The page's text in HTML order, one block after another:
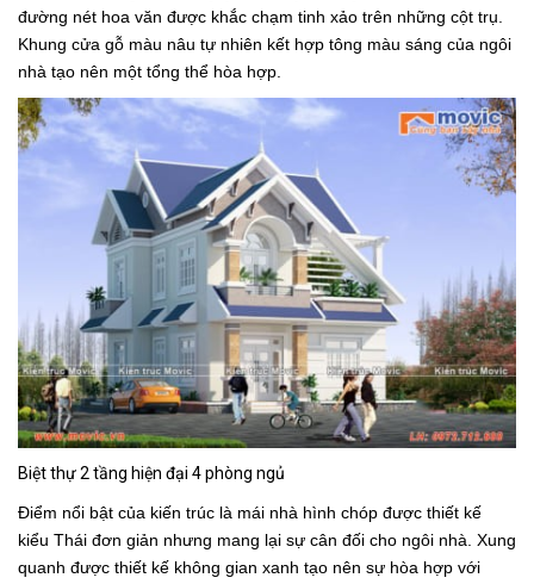
đường nét hoa văn được khắc chạm tinh xảo trên những cột trụ.
Khung cửa gỗ màu nâu tự nhiên kết hợp tông màu sáng của ngôi
nhà tạo nên một tổng thể hòa hợp.
Biệt thự 2 tầng hiện đại 4 phòng ngủ
Điểm nổi bật của kiến trúc là mái nhà hình chóp được thiết kế
kiểu Thái đơn giản nhưng mang lại sự cân đối cho ngôi nhà. Xung
quanh được thiết kế không gian xanh tạo nên sự hòa hợp với